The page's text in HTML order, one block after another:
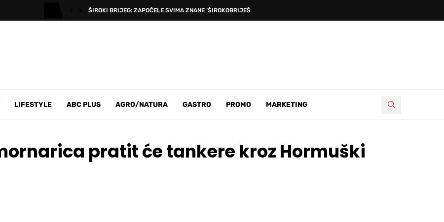
ŠIROKI BRIJEG: ZAPOČELE SVIMA ZNANE ‘ŠIROKOBRIJEŠKE DEVETNICE’, PRVA...
LIFESTYLE ABC PLUS AGRO/NATURA GASTRO PROMO MARKETING
pratit će tankere kroz Hormuški